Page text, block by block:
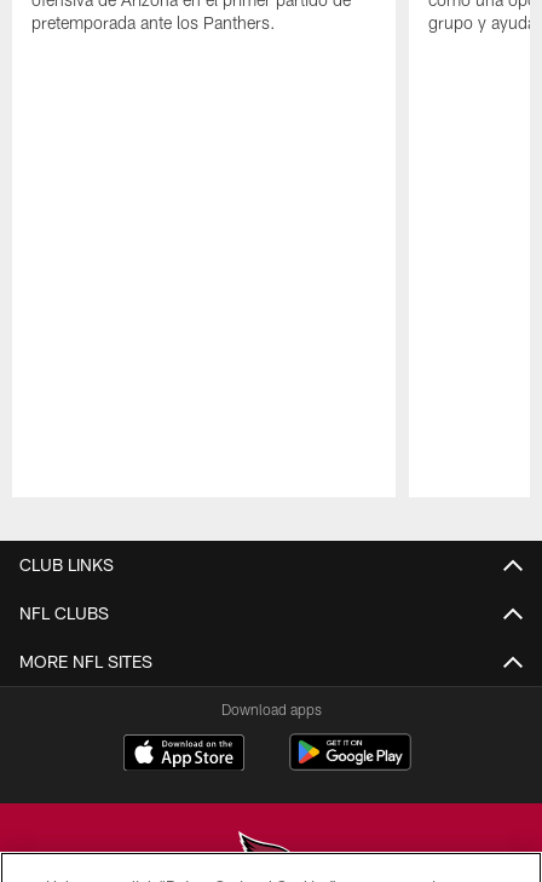
pretemporada ante los Panthers.
grupo y
CLUB LINKS
NFL CLUBS
MORE NFL SITES
Download apps